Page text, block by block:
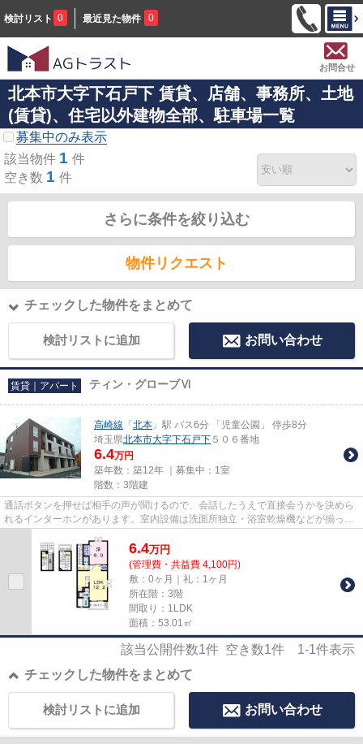
検討リスト 0 最近見た物件 0
お問合せ
北本市大字下石戸下 賃貸、店舗、事務所、土地
(賃貸)、住宅以外建物全部、駐車場一覧
募集中のみ表示
該当物件 1 件
空き数 1 件
さらに条件を絞り込む
物件リクエスト
チェックした物件をまとめて
検討リストに追加 お問い合わせ
賃貸｜アパート ティン・グローブⅥ
高崎線 「 北本 」駅 バス6分 「児童公園」 停歩8分
埼玉県北本市大字下石戸下 ５０６番地
6.4万円
築年数：築12年 ｜募集中： 1室
階数：3階建
通話ボタンを押せば相手の声が聞けるので、会話したうえで直接会うかを決めら
れるインターホンがあります。室内設備は洗面所独立・浴室乾燥機などが揃って
6.4万円
(管理費・共益費 4,100円)
敷：0ヶ月｜礼：1ヶ月
所在階：3階
間取り：1LDK
面積：53.01㎡
該当公開件数1件 空き数1件 1-1件表示
チェックした物件をまとめて
お問い合わせ
検討リストに追加